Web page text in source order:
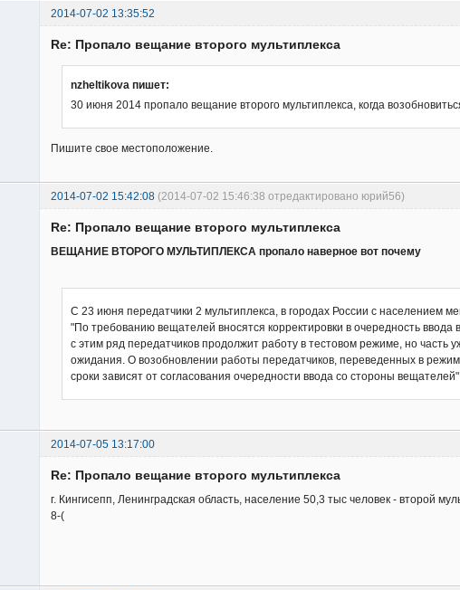
2014-07-02 13:35:52
Re: Пропало вещание второго мультиплекса
nzheltikova пишет:
30 июня 2014 пропало вещание второго мультиплекса, когда
Пишите свое местоположение.
2014-07-02 15:42:08 (2014-07-02 15:46:38 отредактировано юрий56)
Re: Пропало вещание второго мультиплекса
ВЕЩАНИЕ ВТОРОГО МУЛЬТИПЛЕКСА пропало наверное вот почему
С 23 июня передатчики 2 мультиплекса, в городах России с населением
"По требованию вещателей вносятся корректировки в очередность
с этим ряд передатчиков продолжит работу в тестовом режиме, но часть
ожидания. О возобновлении работы передатчиков, переведенных в
сроки зависят от согласования очередности ввода со стороны вещателей"
2014-07-05 13:17:00
Re: Пропало вещание второго мультиплекса
г. Кингисепп, Ленинградская область, население 50,3 тыс человек - второй
8-(